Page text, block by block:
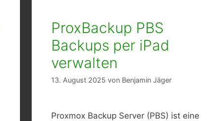
ProxBackup PBS
Backups per iPad
verwalten
13. August 2025 von Benjamin Jäger
Proxmox Backup Server (PBS) ist eine